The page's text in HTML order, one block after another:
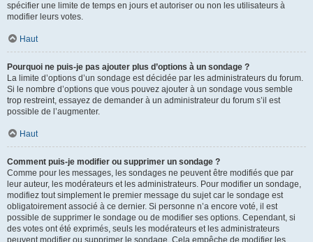
spécifier une limite de temps en jours et autoriser ou non les utilisateurs à
modifier leurs votes.
Haut
Pourquoi ne puis-je pas ajouter plus d’options à un sondage ?
La limite d’options d’un sondage est décidée par les administrateurs du forum.
Si le nombre d’options que vous pouvez ajouter à un sondage vous semble
trop restreint, essayez de demander à un administrateur du forum s’il est
possible de l’augmenter.
Haut
Comment puis-je modifier ou supprimer un sondage ?
Comme pour les messages, les sondages ne peuvent être modifiés que par
leur auteur, les modérateurs et les administrateurs. Pour modifier un sondage,
modifiez tout simplement le premier message du sujet car le sondage est
obligatoirement associé à ce dernier. Si personne n’a encore voté, il est
possible de supprimer le sondage ou de modifier ses options. Cependant, si
des votes ont été exprimés, seuls les modérateurs et les administrateurs
peuvent modifier ou supprimer le sondage. Cela empêche de modifier les